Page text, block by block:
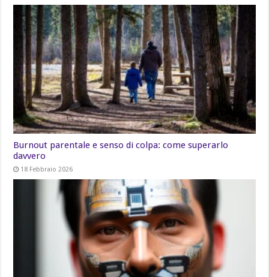
Burnout parentale e senso di colpa: come superarlo
davvero
18 Febbraio 2026